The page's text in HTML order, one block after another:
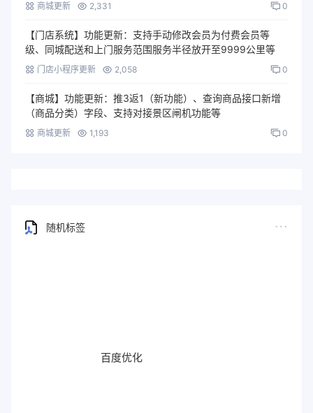
商城更新 2,331 0
【门店系统】功能更新：支持手动修改会员为付费会员等
级、同城配送和上门服务范围服务半径放开至9999公里等
门店小程序更新 2,058 0
【商城】功能更新：推3返1（新功能）、查询商品接口新增
（商品分类）字段、支持对接景区闸机功能等
商城更新 1,193 0
随机标签
百度优化